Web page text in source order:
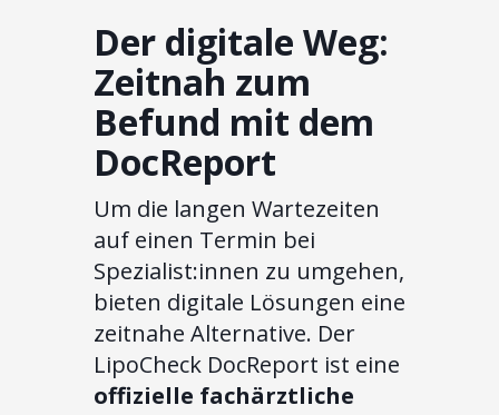
Der digitale Weg:
Zeitnah zum
Befund mit dem
DocReport
Um die langen Wartezeiten
auf einen Termin bei
Spezialist:innen zu umgehen,
bieten digitale Lösungen eine
zeitnahe Alternative. Der
LipoCheck DocReport ist eine
offizielle fachärztliche